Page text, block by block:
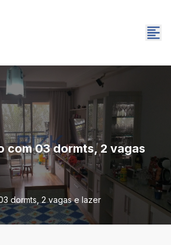
com 03 dormts, 2 vagas
dormts, 2 vagas e lazer